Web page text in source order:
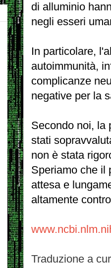
di alluminio
negli esseri
In particolare,
autoimmunità,
complicanze
negative per la
Secondo noi, la
stati
non è stata
Speriamo che il
attesa e
altamente
Traduzione a